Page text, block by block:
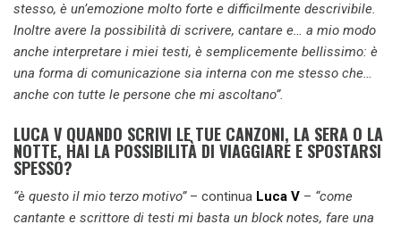
stesso, è un’emozione molto forte e difficilmente descrivibile.
Inoltre avere la possibilità di scrivere, cantare e… a mio modo
anche interpretare i miei testi, è semplicemente bellissimo: è
una forma di comunicazione sia interna con me stesso che…
anche con tutte le persone che mi ascoltano”.
LUCA V QUANDO SCRIVI LE TUE CANZONI, LA SERA O LA
NOTTE, HAI LA POSSIBILITÀ DI VIAGGIARE E SPOSTARSI
SPESSO?
“è questo il mio terzo motivo”– continua Luca V – “come
cantante e scrittore di testi mi basta un block notes, fare una